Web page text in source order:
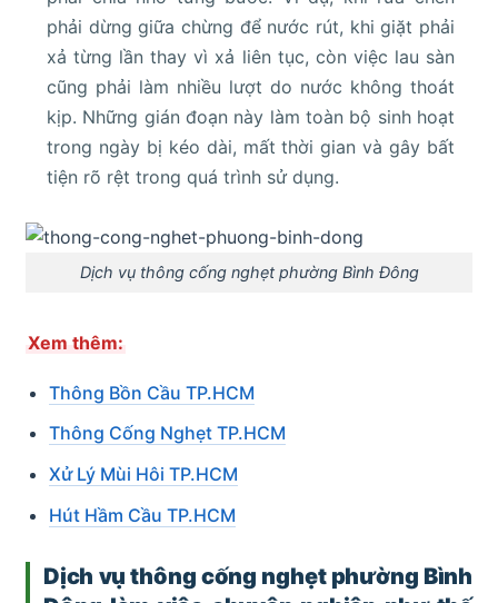
phải dừng giữa chừng để nước rút, khi giặt phải
xả từng lần thay vì xả liên tục, còn việc lau sàn
cũng phải làm nhiều lượt do nước không thoát
kịp. Những gián đoạn này làm toàn bộ sinh hoạt
trong ngày bị kéo dài, mất thời gian và gây bất
tiện rõ rệt trong quá trình sử dụng.
Dịch vụ thông cống nghẹt phường Bình Đông
Xem thêm:
Thông Bồn Cầu TP.HCM
Thông Cống Nghẹt TP.HCM
Xử Lý Mùi Hôi TP.HCM
Hút Hầm Cầu TP.HCM
Dịch vụ thông cống nghẹt phường Bình